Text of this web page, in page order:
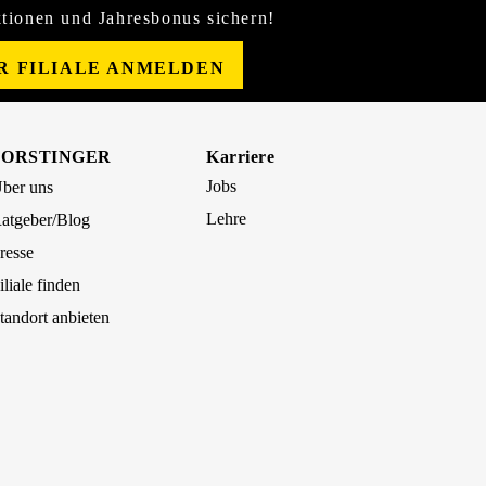
und Jahresbonus sichern!
FILIALE ANMELDEN
uns
Blog
finden
anbieten
Karriere
Jobs
Lehre